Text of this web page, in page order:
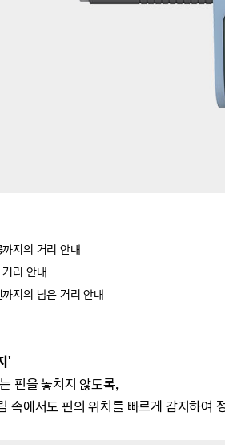
지의 거리 안내
리 안내
지의 남은 거리 안내
'
핀을 놓치지 않도록,
속에서도 핀의 위치를 빠르게 감지하여